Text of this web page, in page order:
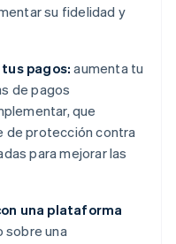
su fidelidad y
pagos: aumenta tu
de pagos
que
de protección contra
para mejorar las
una plataforma
sobre una